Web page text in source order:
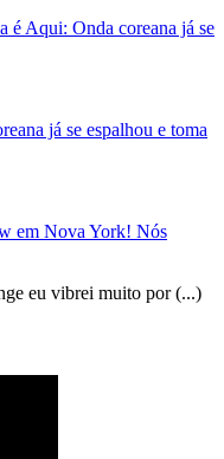
é Aqui: Onda coreana já se
já se espalhou e toma
em Nova York! Nós
eu vibrei muito por (...)